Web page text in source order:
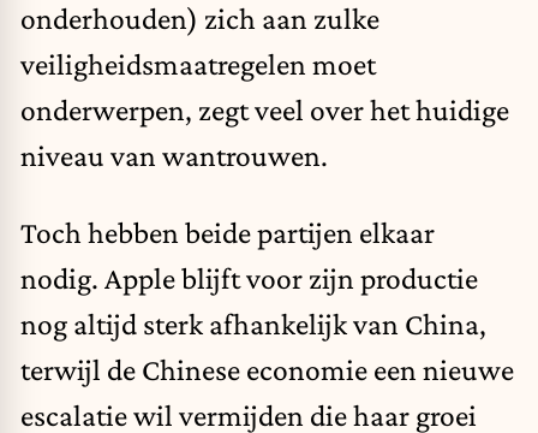
onderhouden) zich aan zulke
veiligheidsmaatregelen moet
onderwerpen, zegt veel over het huidige
niveau van wantrouwen.
Toch hebben beide partijen elkaar
nodig. Apple blijft voor zijn productie
nog altijd sterk afhankelijk van China,
terwijl de Chinese economie een nieuwe
escalatie wil vermijden die haar groei